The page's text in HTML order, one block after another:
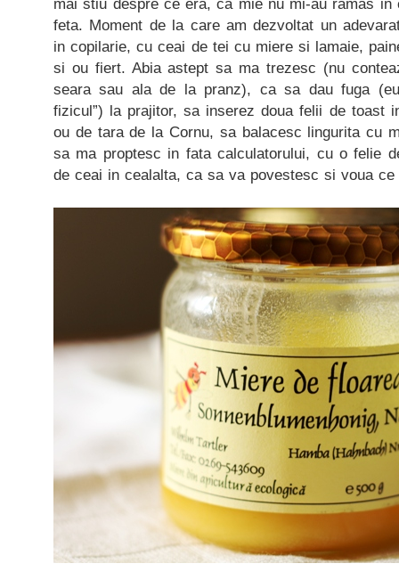
mai stiu despre ce era, ca mie nu mi-au ramas
feta. Moment de la care am dezvoltat un
in copilarie, cu ceai de tei cu miere si lamaie,
si ou fiert. Abia astept sa ma trezesc (nu
seara sau ala de la pranz), ca sa dau fuga
fizicul”) la prajitor, sa inserez doua felii de toast
ou de tara de la Cornu, sa balacesc lingurita cu
sa ma proptesc in fata calculatorului, cu o felie
de ceai in cealalta, ca sa va povestesc si voua ce